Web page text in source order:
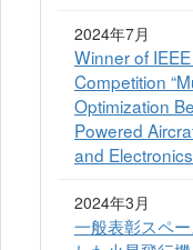
2024年7月
Winner of
Competition
Optimization
Powered
and
2024年3月
一般表彰スペ